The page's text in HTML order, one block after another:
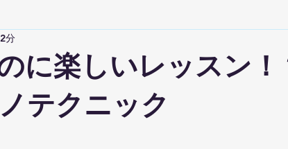
）月1開催
子どものレッスンについて 大人のレッスンについて
に楽しいレッスン！
テクニック
分